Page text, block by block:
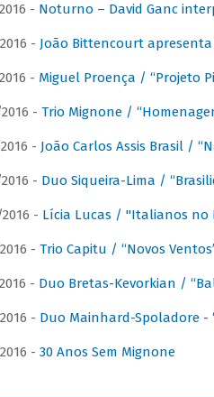
- Noturno – David Ganc
- João Bittencourt apresenta
- Miguel Proença / “Projeto
- Trio Mignone /
- João Carlos Assis Brasil /
- Duo Siqueira-Lima /
- Lícia Lucas / "Italianos no
- Trio Capitu / “Novos
- Duo Bretas-Kevorkian /
- Duo Mainhard-Spoladore -
- 30 Anos Sem Mignone